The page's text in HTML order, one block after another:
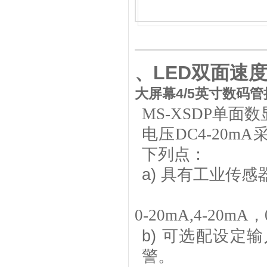
、 LED双面速
大屏幕4/5英寸数码
MS-XSDP单面数
电压DC4-20mA
下列点：
a) 具有工业传感
0-20mA,4-20mA ，
b) 可选配设定
警。